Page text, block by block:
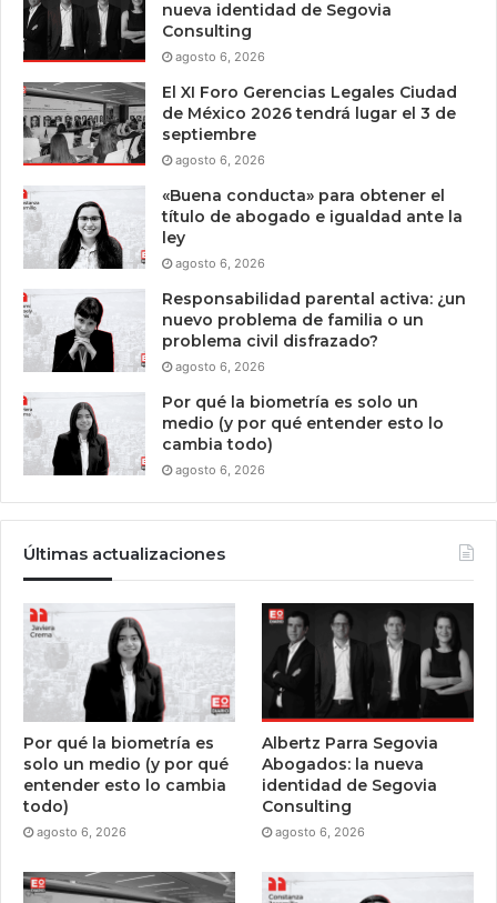
nueva identidad de Segovia
Consulting
agosto 6, 2026
El XI Foro Gerencias Legales Ciudad
de México 2026 tendrá lugar el 3 de
septiembre
agosto 6, 2026
«Buena conducta» para obtener el
título de abogado e igualdad ante la
ley
agosto 6, 2026
Responsabilidad parental activa: ¿un
nuevo problema de familia o un
problema civil disfrazado?
agosto 6, 2026
Por qué la biometría es solo un
medio (y por qué entender esto lo
cambia todo)
agosto 6, 2026
Últimas actualizaciones
Por qué la biometría es
solo un medio (y por qué
entender esto lo cambia
todo)
agosto 6, 2026
Albertz Parra Segovia
Abogados: la nueva
identidad de Segovia
Consulting
agosto 6, 2026